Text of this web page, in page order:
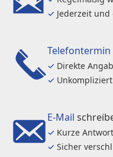
✓ Jederzeit
Telefontermin
✓ Direkte
✓
E-Mail
✓ Kurze
✓ Sicher